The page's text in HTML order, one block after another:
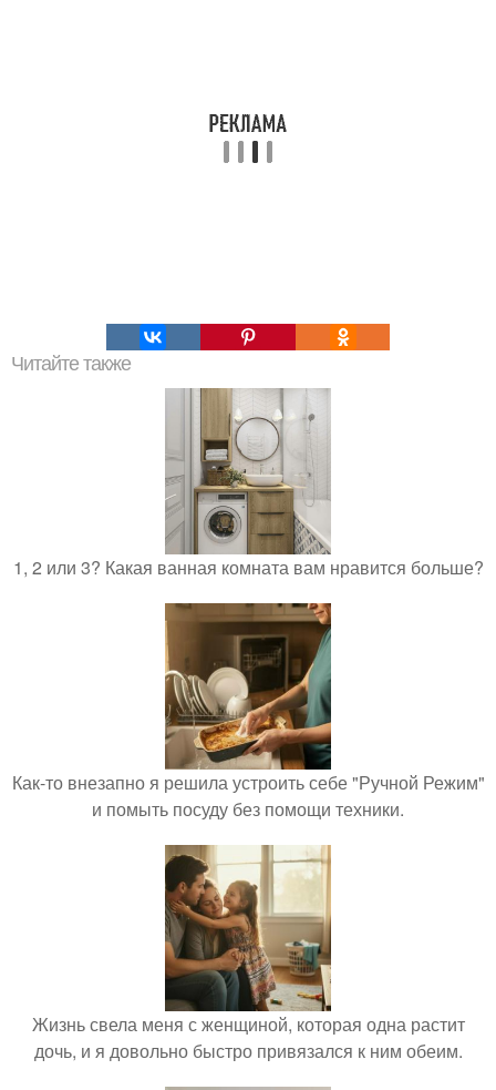
Читайте также
1, 2 или 3? Какая ванная комната вам нравится больше?
Как-то внезапно я решила устроить себе "Ручной Режим"
и помыть посуду без помощи техники.
Жизнь свела меня с женщиной, которая одна растит
дочь, и я довольно быстро привязался к ним обеим.